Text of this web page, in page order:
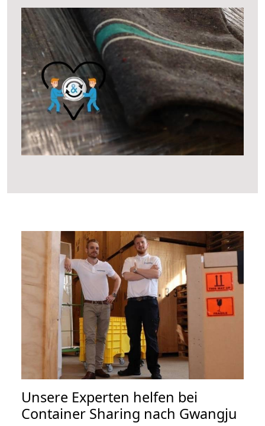
Unsere Experten helfen bei
Container Sharing nach Gwangju